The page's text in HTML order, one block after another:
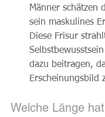
Männer schätzen
sein maskulines
Diese Frisur
dazu beitragen,
Erscheinungsbild
Welche Länge